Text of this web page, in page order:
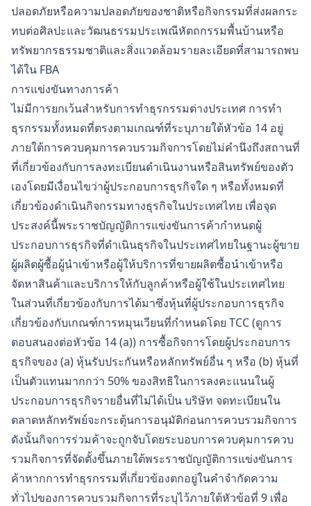
ปลอดภัยหรือความปลอดภัยของชาติหรือกิจกรรมที่ส่งผลกระ
ทบต่อศิลปะและวัฒนธรรมประเพณีหัตถกรรมพื้นบ้านหรือ
ทรัพยากรธรรมชาติและสิ่งแวดล้อมรายละเอียดที่สามารถพบ
ได้ใน FBA
การแข่งขันทางการค้า
ไม่มีการยกเว้นสำหรับการทำธุรกรรมต่างประเทศ การทำ
ธุรกรรมทั้งหมดที่ตรงตามเกณฑ์ที่ระบุภายใต้หัวข้อ 14 อยู่
ภายใต้การควบคุมการควบรวมกิจการโดยไม่คำนึงถึงสถานที่
ที่เกี่ยวข้องกับการลงทะเบียนดำเนินงานหรือสินทรัพย์ของตัว
เองโดยมีเงื่อนไขว่าผู้ประกอบการธุรกิจใด ๆ หรือทั้งหมดที่
เกี่ยวข้องดำเนินกิจกรรมทางธุรกิจในประเทศไทย เพื่อจุด
ประสงค์นี้พระราชบัญญัติการแข่งขันการค้ากำหนดผู้
ประกอบการธุรกิจที่ดำเนินธุรกิจในประเทศไทยในฐานะผู้ขาย
ผู้ผลิตผู้ซื้อผู้นำเข้าหรือผู้ให้บริการที่ขายผลิตซื้อนำเข้าหรือ
จัดหาสินค้าและบริการให้กับลูกค้าหรือผู้ใช้ในประเทศไทย
ในส่วนที่เกี่ยวข้องกับการได้มาซึ่งหุ้นที่ผู้ประกอบการธุรกิจ
เกี่ยวข้องกับเกณฑ์การหมุนเวียนที่กำหนดโดย TCC (ดูการ
ตอบสนองต่อหัวข้อ 14 (a)) การซื้อกิจการโดยผู้ประกอบการ
ธุรกิจของ (a) หุ้นรับประกันหรือหลักทรัพย์อื่น ๆ หรือ (b) หุ้นที่
เป็นตัวแทนมากกว่า 50% ของสิทธิในการลงคะแนนในผู้
ประกอบการธุรกิจรายอื่นที่ไม่ได้เป็น บริษัท จดทะเบียนใน
ตลาดหลักทรัพย์จะกระตุ้นการอนุมัติก่อนการควบรวมกิจการ
ดังนั้นกิจการร่วมค้าจะถูกจับโดยระบอบการควบคุมการควบ
รวมกิจการที่จัดตั้งขึ้นภายใต้พระราชบัญญัติการแข่งขันการ
ค้าหากการทำธุรกรรมที่เกี่ยวข้องตกอยู่ในคำจำกัดความ
ทั่วไปของการควบรวมกิจการที่ระบุไว้ภายใต้หัวข้อที่ 9 เพื่อ